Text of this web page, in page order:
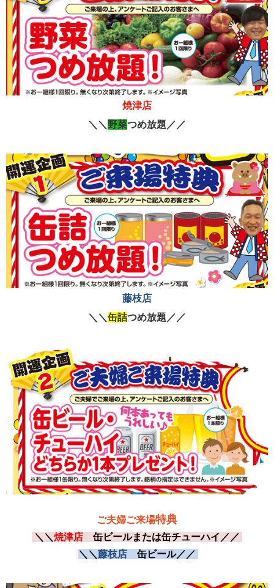
焼津店
＼＼ 野菜つめ放題 ／／
藤枝店
＼＼ 缶詰つめ放題 ／／
ご夫婦ご来場特典
＼＼ 焼津店 缶ビールまたは缶チューハイ ／／
＼＼ 藤枝店 缶ビール／／